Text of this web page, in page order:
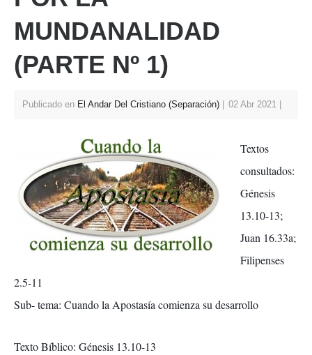
p
o
k
MUNDANALIDAD
(PARTE Nº 1)
Publicado en El Andar Del Cristiano (Separación) 02 Abr 2021
Textos
consultados:
Génesis
13.10-13;
Juan 16.33a;
Filipenses
2.5-11
Sub- tema: Cuando laApostasíacomienza su desarrollo
Texto Bíblico: Génesis 13.10-13